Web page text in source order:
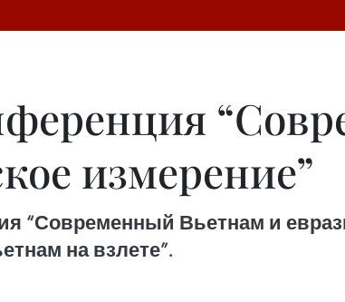
измерение”
“Современный Вьетнам и
на взлете”.